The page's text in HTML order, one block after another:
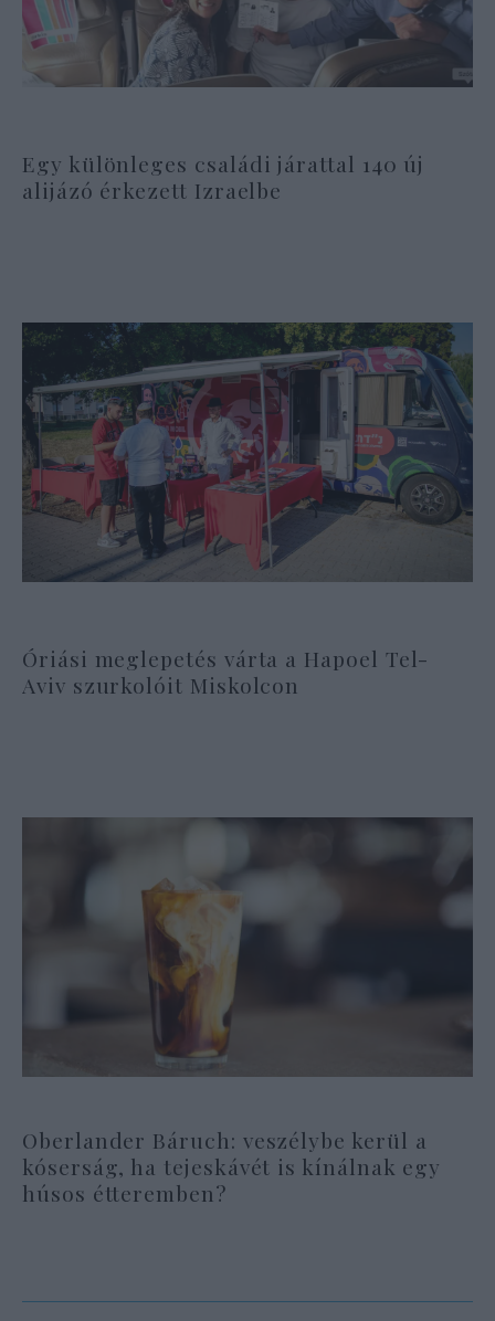
Egy különleges családi járattal 140 új
alijázó érkezett Izraelbe
Óriási meglepetés várta a Hapoel Tel-
Aviv szurkolóit Miskolcon
Oberlander Báruch: veszélybe kerül a
kóserság, ha tejeskávét is kínálnak egy
húsos étteremben?